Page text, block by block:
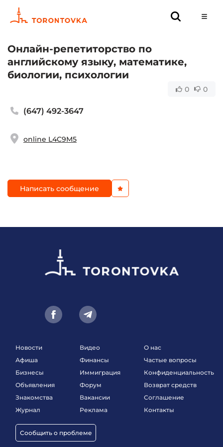
Онлайн-репетиторство по
английскому языку, математике,
биологии, психологии
0 0
(647) 492-3647
online L4C9M5
Написать сообщение
Новости
Афиша
Бизнесы
Объявления
Знакомства
Журнал
Сообщить о проблеме
Видео
Финансы
Иммиграция
Форум
Вакансии
Реклама
О нас
Частые вопросы
Конфиденциальность
Возврат средств
Соглашение
Контакты